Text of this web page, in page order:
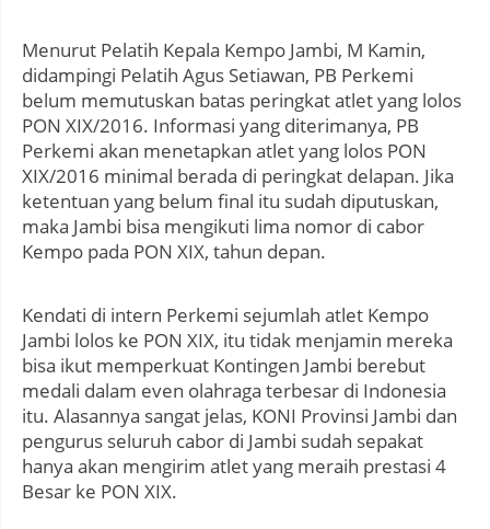
Menurut Pelatih Kepala Kempo Jambi, M Kamin,
didampingi Pelatih Agus Setiawan, PB Perkemi
belum memutuskan batas peringkat atlet yang lolos
PON XIX/2016. Informasi yang diterimanya, PB
Perkemi akan menetapkan atlet yang lolos PON
XIX/2016 minimal berada di peringkat delapan. Jika
ketentuan yang belum final itu sudah diputuskan,
maka Jambi bisa mengikuti lima nomor di cabor
Kempo pada PON XIX, tahun depan.
Kendati di intern Perkemi sejumlah atlet Kempo
Jambi lolos ke PON XIX, itu tidak menjamin mereka
bisa ikut memperkuat Kontingen Jambi berebut
medali dalam even olahraga terbesar di Indonesia
itu. Alasannya sangat jelas, KONI Provinsi Jambi dan
pengurus seluruh cabor di Jambi sudah sepakat
hanya akan mengirim atlet yang meraih prestasi 4
Besar ke PON XIX.